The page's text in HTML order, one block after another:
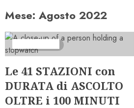
Mese: Agosto 2022
Le 41 STAZIONI con
DURATA di ASCOLTO
OLTRE i 100 MINUTI